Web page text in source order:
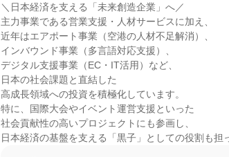
＼日本経済を支える「未来創造企業」へ／
主力事業である営業支援・人材サービスに加え、
近年はエアポート事業（空港の人材不足解消）、
インバウンド事業（多言語対応支援）、
デジタル支援事業（EC・IT活用）など、
日本の社会課題と直結した
高成長領域への投資を積極化しています。
特に、国際大会やイベント運営支援といった
社会貢献性の高いプロジェクトにも参画し、
日本経済の基盤を支える「黒子」としての役割も担